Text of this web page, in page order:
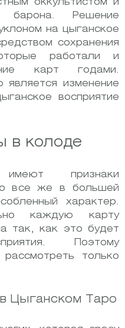
оккультистом и
барона. Решение
на цыганское
сохранения
работали и
карт годами.
является изменение
восприятие
в колоде
признаки
все же в большей
характер.
каждую карту
так, как это будет
Поэтому
рассмотреть только
Цыганском Таро